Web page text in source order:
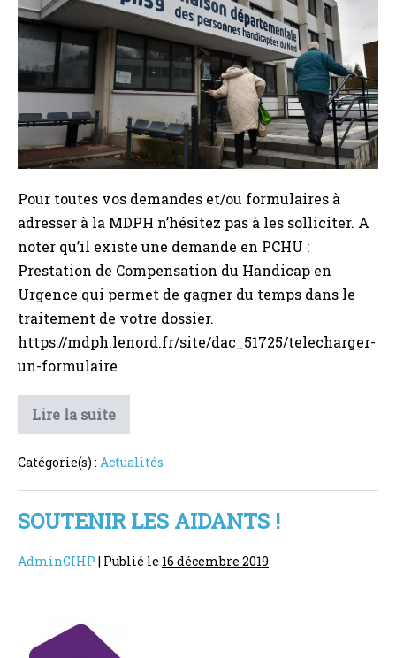
la
MDPH
59,
demandes
et
formulaires
associés
Pour toutes vos demandes et/ou formulaires à
adresser à la MDPH n’hésitez pas à les solliciter. A
noter qu’il existe une demande en PCHU :
Prestation de Compensation du Handicap en
Urgence qui permet de gagner du temps dans le
traitement de votre dossier.
https://mdph.lenord.fr/site/dac_51725/telecharger-
un-formulaire
Lire la suiteAccès
la
MDPH
et
formulaires
Catégorie(s) : Actualités
SOUTENIR LES AIDANTS !
AdminGIHP | Publié le 16 décembre 2019
aidants